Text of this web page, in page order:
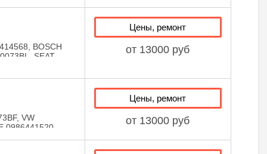
LIZARTE
BOSCH
SEAT
Цены, ремонт
от 13000 руб
VW
0986441520,
Цены, ремонт
от 13000 руб